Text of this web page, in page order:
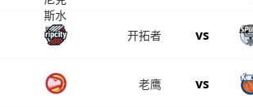
开拓者 vs
老鹰 vs